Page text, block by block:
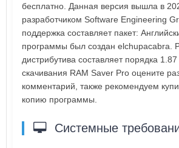
бесплатно. Данная версия вышла в
разработчиком Software Engineering
поддержка составляет пакет:
программы был создан elchupacabra.
дистрибутива составляет порядка
скачивания RAM Saver Pro оцените
комментарий, также рекомендуем
копию программы.
Системные